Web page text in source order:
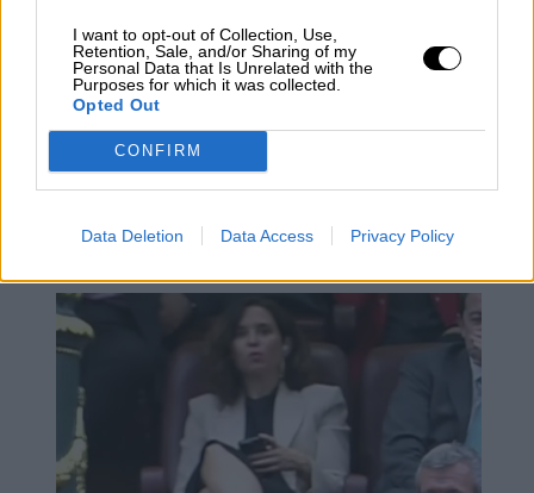
I want to opt-out of Collection, Use,
Retention, Sale, and/or Sharing of my
Personal Data that Is Unrelated with the
Purposes for which it was collected.
Opted Out
CONFIRM
Data Deletion Data Access Privacy Policy
Las políticas de vivienda en la nueva
legislatura